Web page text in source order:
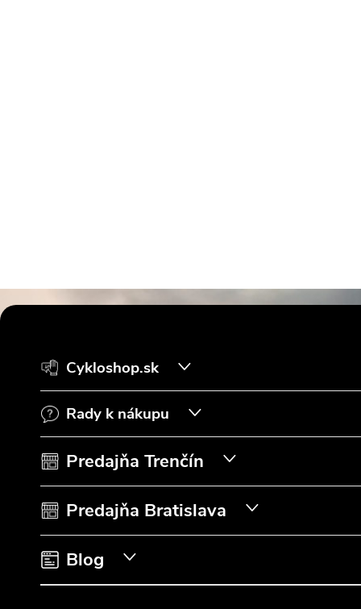
Z
Cykloshop.sk
Rady k nákupu
Predajňa Trenčín
Predajňa Bratislava
Blog